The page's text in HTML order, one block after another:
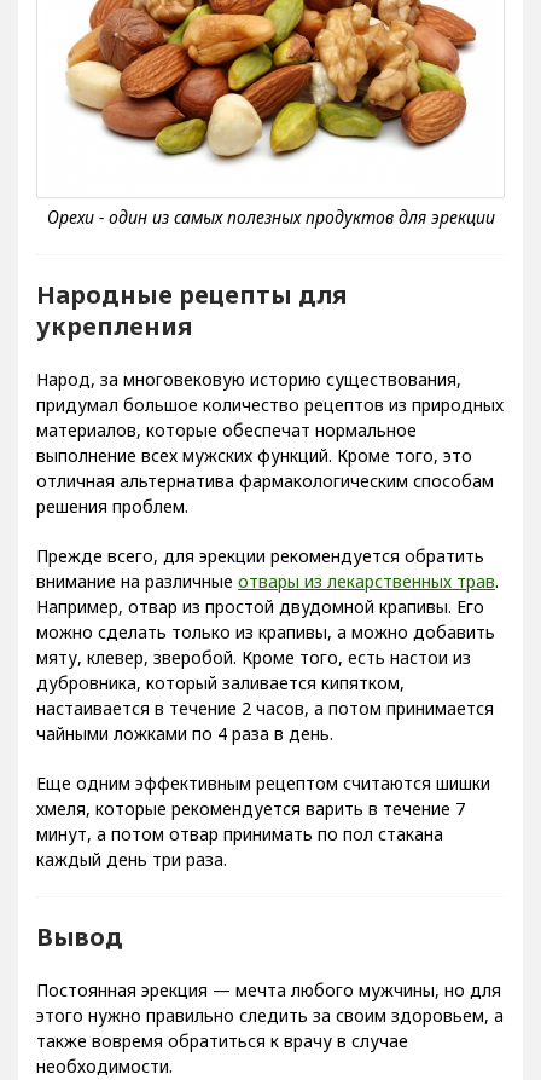
Народные рецепты для
укрепления
Народ, за многовековую историю существования,
придумал большое количество рецептов из природных
материалов, которые обеспечат нормальное
выполнение всех мужских функций. Кроме того, это
отличная альтернатива фармакологическим способам
решения проблем.
Прежде всего, для эрекции рекомендуется обратить
внимание на различные отвары из лекарственных трав.
Например, отвар из простой двудомной крапивы. Его
можно сделать только из крапивы, а можно добавить
мяту, клевер, зверобой. Кроме того, есть настои из
дубровника, который заливается кипятком,
настаивается в течение 2 часов, а потом принимается
чайными ложками по 4 раза в день.
Еще одним эффективным рецептом считаются шишки
хмеля, которые рекомендуется варить в течение 7
минут, а потом отвар принимать по пол стакана
каждый день три раза.
Вывод
Постоянная эрекция — мечта любого мужчины, но для
этого нужно правильно следить за своим здоровьем, а
также вовремя обратиться к врачу в случае
необходимости.